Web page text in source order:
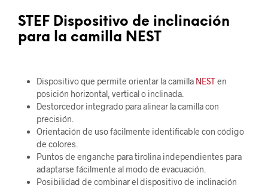
STEF Dispositivo de inclinación
para la camilla NEST
Dispositivo que permite orientar la camilla NESTen
posición horizontal, vertical o inclinada.
Destorcedor integrado para alinear la camilla con
precisión.
Orientación de uso fácilmente identificable con código
de colores.
Puntos de enganche para tirolina independientes para
adaptarse fácilmente al modo de evacuación.
Posibilidad de combinar el dispositivo de inclinación